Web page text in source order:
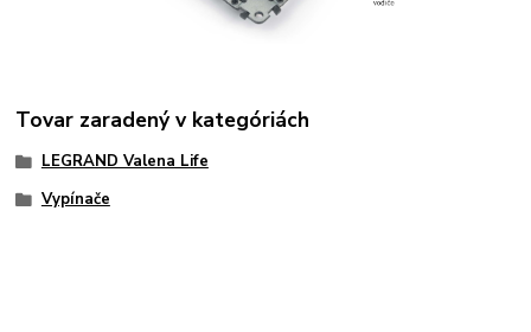
Tovar zaradený v kategóriách
LEGRAND Valena Life
Vypínače